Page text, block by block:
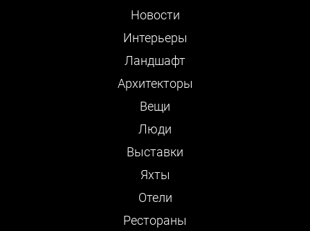
Новости
Интерьеры
Ландшафт
Архитекторы
Вещи
Люди
Выставки
Яхты
Отели
Рестораны